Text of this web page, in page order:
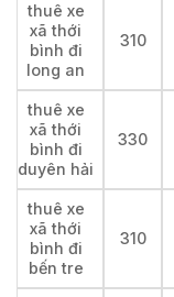
thuê xe
xã thới
bình đi
long an
310
thuê xe
xã thới
bình đi
duyên hải
330
thuê xe
xã thới
bình đi
bến tre
310